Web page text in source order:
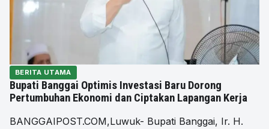
BERITA UTAMA
Bupati Banggai Optimis Investasi Baru Dorong
Pertumbuhan Ekonomi dan Ciptakan Lapangan Kerja
BANGGAIPOST.COM,Luwuk- Bupati Banggai, Ir. H.